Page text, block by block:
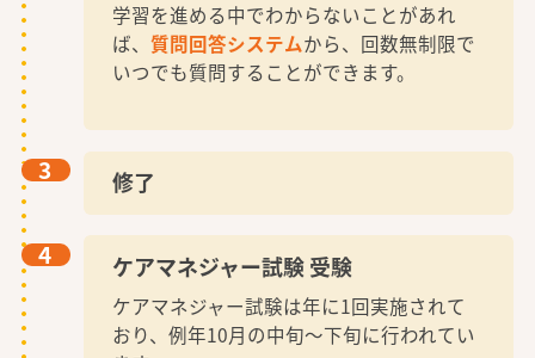
学習を進める中でわからないことがあれ
ば、質問回答システムから、回数無制限で
いつでも質問することができます。
3 修了
4 ケアマネジャー試験 受験
ケアマネジャー試験は年に1回実施されて
おり、例年10月の中旬～下旬に行われてい